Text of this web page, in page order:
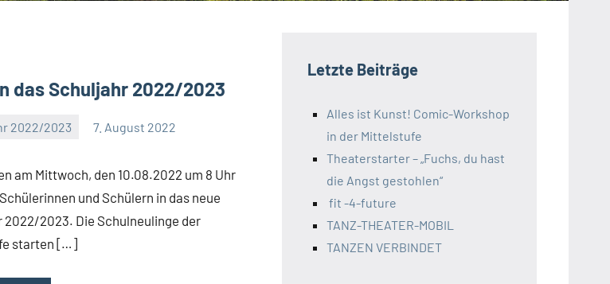
das Schuljahr 2022/2023
2022/2023 7. August 2022
am Mittwoch, den 10.08.2022 um 8 Uhr
und Schülern in das neue
2022/2023. Die Schulneulinge der
starten […]
Letzte Beiträge
Alles ist Kunst! Comic-Workshop
in der Mittelstufe
Theaterstarter – „Fuchs, du hast
die Angst gestohlen“
fit -4-future
TANZ-THEATER-MOBIL
TANZEN VERBINDET